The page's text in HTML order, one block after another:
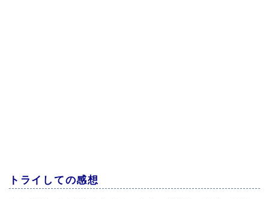
トライしての感想